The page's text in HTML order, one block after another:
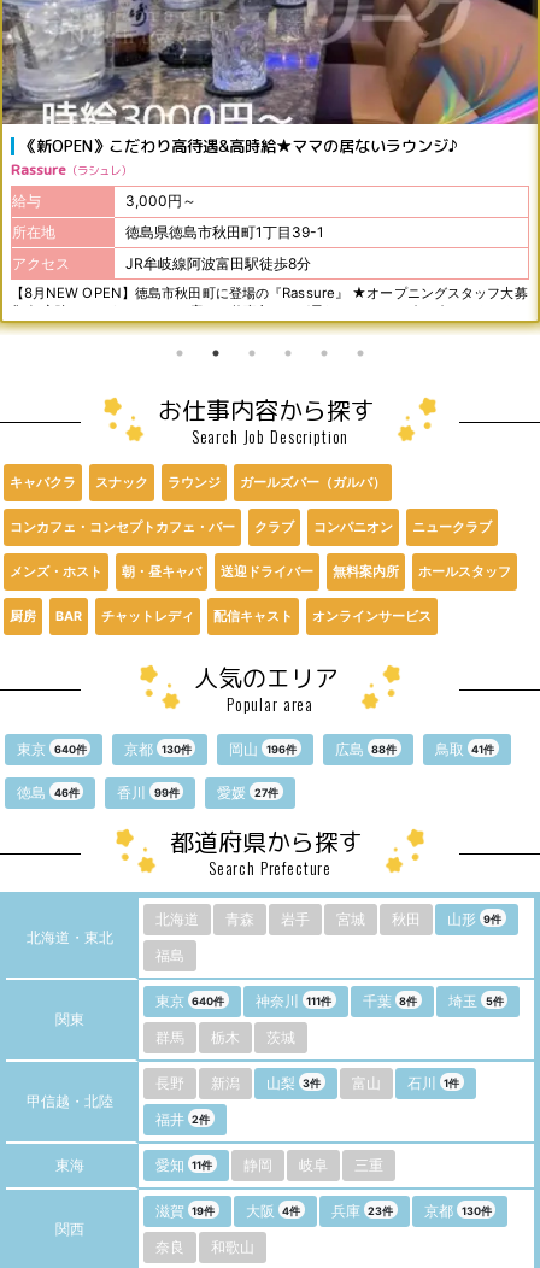
《新OPEN》こだわり高待遇&高時給★ママの居ないラウンジ♪
Rassure ラシュレ
給与
3,000円～
所在地
徳島県徳島市秋田町1丁目39-1
アクセス
JR牟岐線阿波富田駅徒歩8分
【8月NEW OPEN】徳島市秋田町に登場の『Rassure』 ★オープニングスタッフ大募
集★ 心強いマスターのいるお店でお仕事♪ ママが居ないので、ノビノビ＆ワイワイ！
細かい事は言わないので楽しくお仕事が出来ます♪ 女の子が安心して働けるように待
お仕事内容から探す
Search Job Description
キャバクラ スナック ラウンジ ガールズバー（ガルバ）
コンカフェ・コンセプトカフェ・バー クラブ コンパニオン ニュークラブ
メンズ・ホスト 朝・昼キャバ 送迎ドライバー 無料案内所 ホールスタッフ
厨房 BAR チャットレディ 配信キャスト オンラインサービス
人気のエリア
Popular area
東京 640件 京都 130件 岡山 196件 広島 88件 鳥取 41件
徳島 46件 香川 99件 愛媛 27件
都道府県から探す
Search Prefecture
北海道・東北
北海道 青森 岩手 宮城 秋田 山形 9件
福島
関東
東京 640件 神奈川 111件 千葉 8件 埼玉 5件
群馬 栃木 茨城
甲信越・北陸
長野 新潟 山梨 3件 富山 石川 1件
福井 2件
東海 愛知 11件 静岡 岐阜 三重
関西
滋賀 19件 大阪 4件 兵庫 23件 京都 130件
奈良 和歌山